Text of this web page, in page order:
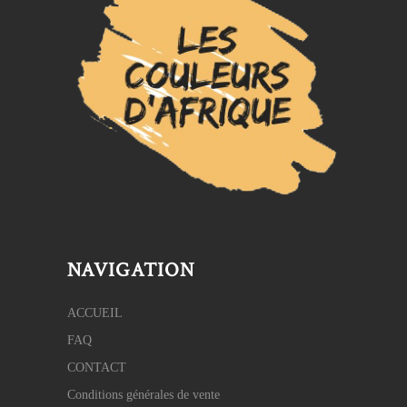
NAVIGATION
ACCUEIL
FAQ
CONTACT
Conditions générales de vente